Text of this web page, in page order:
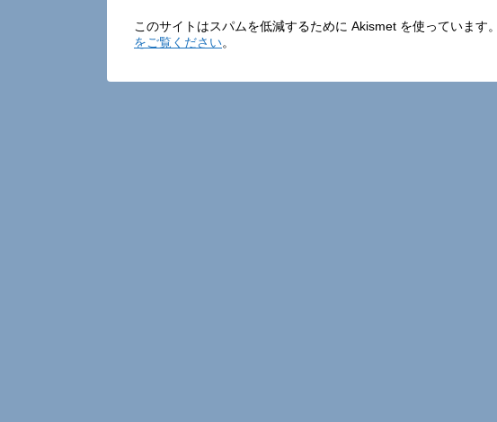
このサイトはスパムを低減するために Akismet を使っています。
をご覧ください。